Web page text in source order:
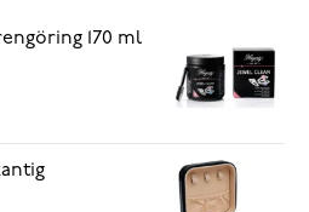
170 ml